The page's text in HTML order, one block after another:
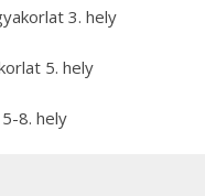
3. hely
5. hely
8. hely